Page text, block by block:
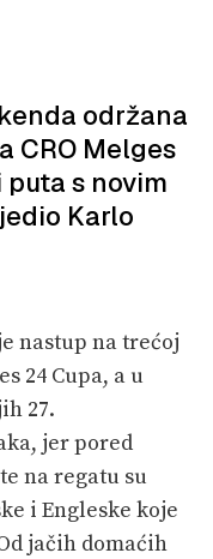
održana
CRO Melges
s novim
Karlo
nastup na trećoj
24 Cupa, a u
27.
jer pored
na regatu su
i Engleske koje
jačih domaćih